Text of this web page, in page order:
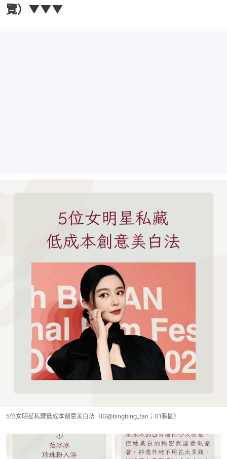
覽）▼▼▼
5位女明星私藏低成本創意美白法（IG@bingbing_fan；01製圖）